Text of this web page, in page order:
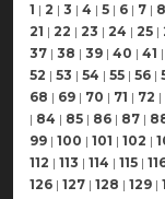
1 | 2 | 3 | 4 | 5 | 6 | 7 | 8
21 | 22 | 23 | 24 | 25 |
37 | 38 | 39 | 40 | 41 |
52 | 53 | 54 | 55 | 56 |
68 | 69 | 70 | 71 | 72 |
| 84 | 85 | 86 | 87 |
99 | 100 | 101 | 102 |
112 | 113 | 114 | 115 |
126 | 127 | 128 | 129 |